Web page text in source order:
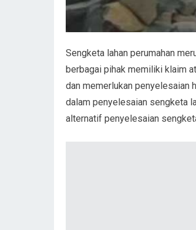
Sengketa lahan perumahan
berbagai pihak memiliki klaim
dan memerlukan penyelesaian
dalam penyelesaian sengketa
alternatif penyelesaian